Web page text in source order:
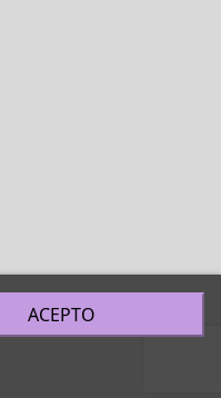
ACEPTO